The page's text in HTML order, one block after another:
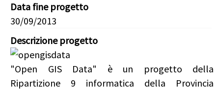
Data fine progetto
30/09/2013
Descrizione progetto
"Open GIS Data" è un progetto della
Ripartizione 9 informatica della Provincia